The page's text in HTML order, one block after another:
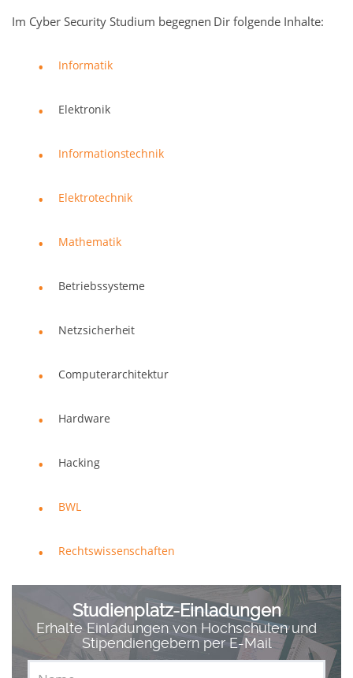
Im Cyber Security Studium begegnen Dir folgende Inhalte:
Informatik
Elektronik
Informationstechnik
Elektrotechnik
Mathematik
Betriebssysteme
Netzsicherheit
Computerarchitektur
Hardware
Hacking
BWL
Rechtswissenschaften
Studienplatz-Einladungen
Erhalte Einladungen von Hochschulen und
Stipendiengebern per E-Mail